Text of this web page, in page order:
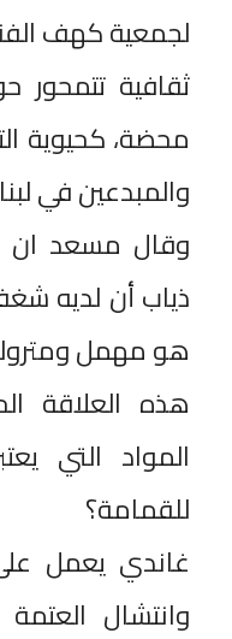
لجمعية كهف
ثقافية تتمحور
محضة، كحيوية
والمبدعين في
وقال مسعد ان
ذياب أن لديه
هو مهمل
هذه العلاقة
المواد التي
للقمامة؟
غاندي يعمل
وانتشال